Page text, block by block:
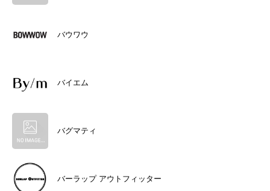
バウワウ
バイエム
バグマティ
バーラップ アウトフィッター